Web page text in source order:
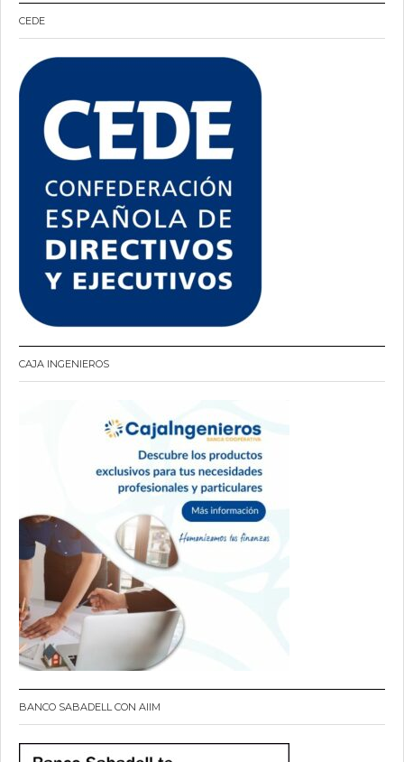
CEDE
CAJA INGENIEROS
BANCO SABADELL CON AIIM